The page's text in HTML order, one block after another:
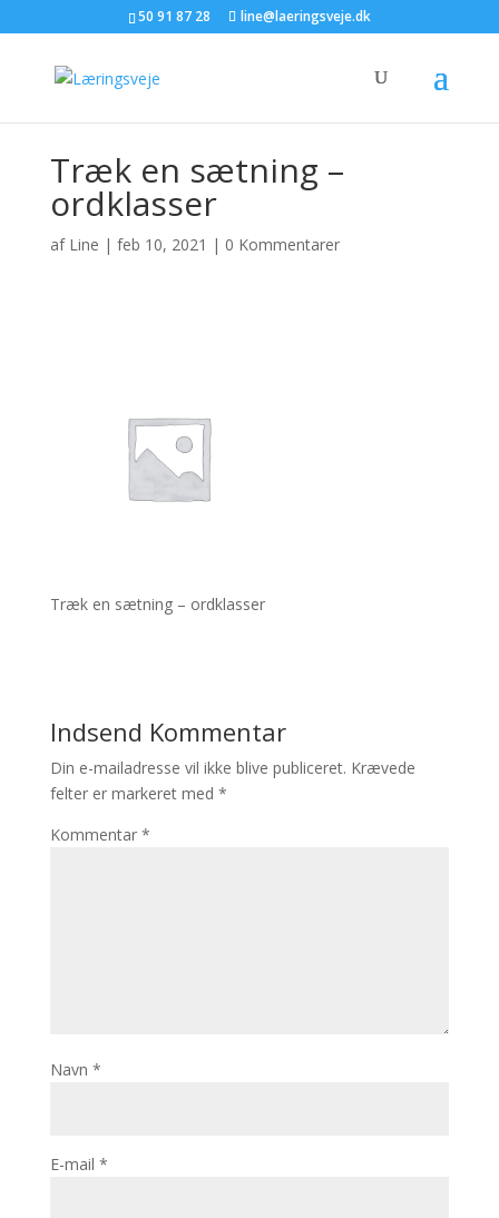
50 91 87 28 line@laeringsveje.dk
Træk en sætning –
ordklasser
af Line | feb 10, 2021 | 0 Kommentarer
Træk en sætning – ordklasser
Indsend Kommentar
Din e-mailadresse vil ikke blive publiceret. Krævede
felter er markeret med *
Kommentar *
Navn *
E-mail *